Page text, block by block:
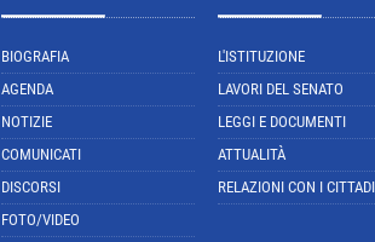
BIOGRAFIA
AGENDA
NOTIZIE
COMUNICATI
DISCORSI
FOTO/VIDEO
L'ISTITUZIONE
LAVORI DEL SENATO
LEGGI E DOCUMENTI
ATTUALITÀ
RELAZIONI CON I